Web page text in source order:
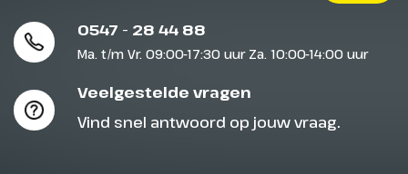
0547 - 28 44 88
Ma. t/m Vr. 09:00-17:30 uur Za. 10:00-14:00 uur
Veelgestelde vragen
Vind snel antwoord op jouw vraag.